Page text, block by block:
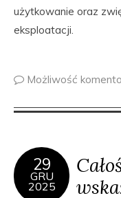
użytkowanie oraz
eksploatacji.
Możliwość
29
GRU
2025